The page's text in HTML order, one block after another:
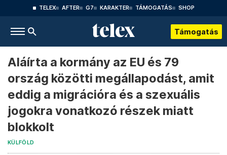
TELEX AFTER G7 KARAKTER TÁMOGATÁS SHOP
Támogatás
Aláírta a kormány az EU és 79
ország közötti megállapodást, amit
eddig a migrációra és a szexuális
jogokra vonatkozó részek miatt
blokkolt
KÜLFÖLD